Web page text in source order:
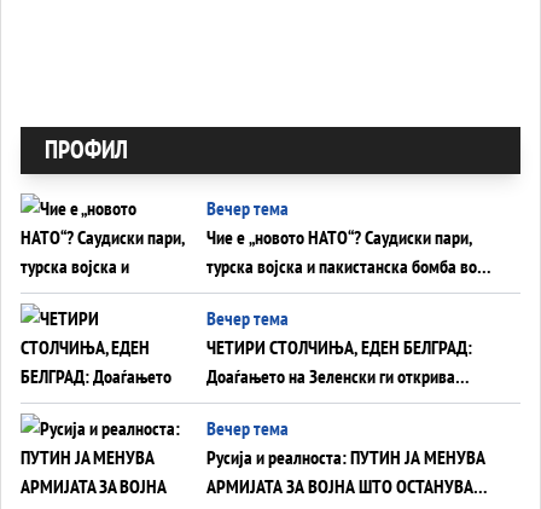
ПРОФИЛ
Вечер тема
Чие е „новото НАТО“? Саудиски пари,
турска војска и пакистанска бомба во
служба на Америка - или ќе стане
сувишна?
Вечер тема
ЧЕТИРИ СТОЛЧИЊА, ЕДЕН БЕЛГРАД:
Доаѓањето на Зеленски ги открива
тајните на политиката на балансирање
на Вучиќ
Вечер тема
Русија и реалноста: ПУТИН ЈА МЕНУВА
АРМИЈАТА ЗА ВОЈНА ШТО ОСТАНУВА